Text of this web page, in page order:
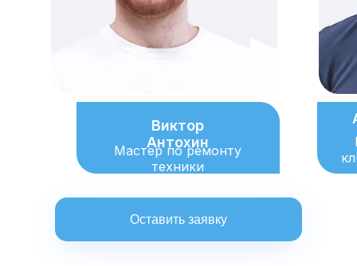
Виктор
Антохин
Мастер по ремонту
техники
Оставить заявку